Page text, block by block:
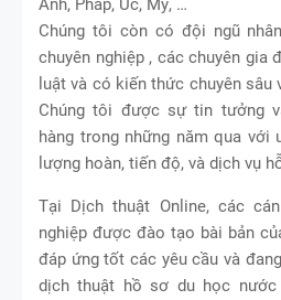
Chúng tôi còn có đội ngũ
chuyên nghiệp , các chuyên gia
luật và có kiến thức chuyên
Chúng tôi được sự tin tưởng
hàng trong những năm qua
lượng hoàn, tiến độ, và dịch vụ
Tại Dịch thuật Online, các
nghiệp được đào tạo bài bản
đáp ứng tốt các yêu cầu và
dịch thuật hồ sơ du học